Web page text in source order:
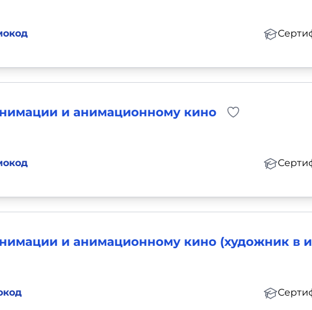
и анимационному кино
и анимационному кино (художник в